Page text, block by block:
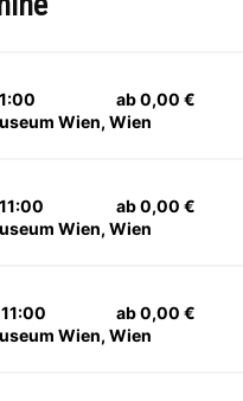
Wien, Wien
ab 0,00 €
Wien, Wien
ab 0,00 €
Wien, Wien
ab 0,00 €